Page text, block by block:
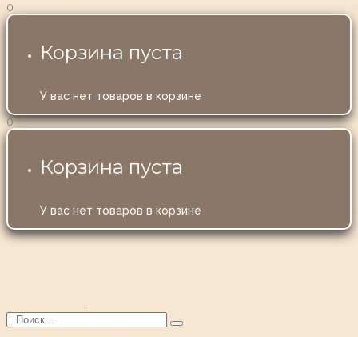
0
Корзина пуста
У вас нет товаров в корзине
0
Корзина пуста
У вас нет товаров в корзине